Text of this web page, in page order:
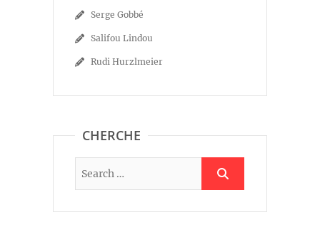
Serge Gobbé
Salifou Lindou
Rudi Hurzlmeier
CHERCHE